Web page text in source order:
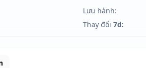
Lưu hành:
Thay đổi 7d: